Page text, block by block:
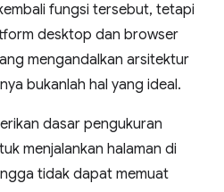
fungsi tersebut, tetapi
desktop dan browser
mengandalkan arsitektur
bukanlah hal yang ideal.
dasar pengukuran
menjalankan halaman di
tidak dapat memuat